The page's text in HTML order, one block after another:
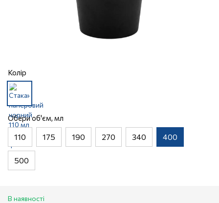
Колір
Обери об'єм, мл
110 175 190 270 340 400
500
В наявності